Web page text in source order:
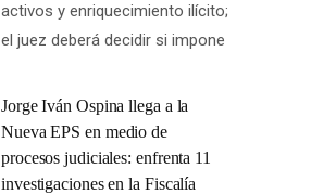
activos y enriquecimiento ilícito;
el juez deberá decidir si impone
Jorge Iván Ospina llega a la
Nueva EPS en medio de
procesos judiciales: enfrenta 11
investigaciones en la Fiscalía